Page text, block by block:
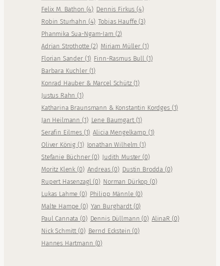
Felix M. Bathon (4) Dennis Firkus(4)
Robin Sturhahn (4) Tobias Hauffe(3)
Phanmika Sua-Ngam-Iam (2)
Adrian Strothotte(2) Miriam Müller (1)
Florian Sander (1) Finn-Rasmus Bull (1)
Barbara Kuchler (1)
Konrad Hauber & Marcel Schütz (1)
Justus Rahn(1)
Katharina Braunsmann & Konstantin Kordges (1)
Jan Heilmann(1) Lene Baumgart (1)
Serafin Eilmes (1) Alicia Mengelkamp (1)
Oliver König(1) Jonathan Wilhelm(1)
Stefanie Büchner(0) Judith Muster (0)
Moritz Klenk(0) Andreas(0) Dustin Brodda (0)
Rupert Hasenzagl(0) Norman Dürkop (0)
Lukas Lahme(0) Philipp Männle (0)
Malte Hampe(0) Yan Burghardt (0)
Paul Cannata(0) Dennis Düllmann(0) AlinaR (0)
Nick Schmitt(0) Bernd Eckstein(0)
Hannes Hartmann (0)